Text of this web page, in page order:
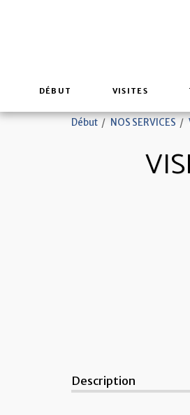
DÉBUT VISITES
Début NOS SERVICES
Description